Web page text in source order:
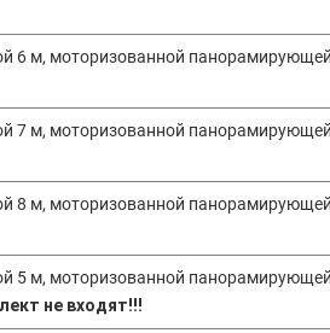
6 м, моторизованной
7 м, моторизованной
8 м, моторизованной
5 м, моторизованной
не входят!!!